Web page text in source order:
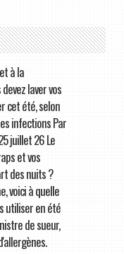
à la
laver vos
cet été, selon
infections Par
juillet 26 Le
et vos
des nuits ?
voici à quelle
utiliser en été
de sueur,